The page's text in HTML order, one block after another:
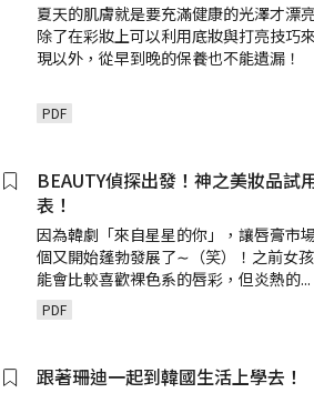
夏天的肌膚就是要充滿健康的光澤才漂亮
除了在彩妝上可以利用底妝與打亮技巧
現以外，從早到晚的保養也不能遺漏！
PDF
BEAUTY偵探出發！神之美妝品試
表！
因為韓劇「來自星星的你」，讓唇膏市
個又開始蓬勃發展了∼（笑）！之前女
能會比較喜歡裸色系的唇彩，但炎熱的...
PDF
跟著珊迪一起到韓國生活上學去！